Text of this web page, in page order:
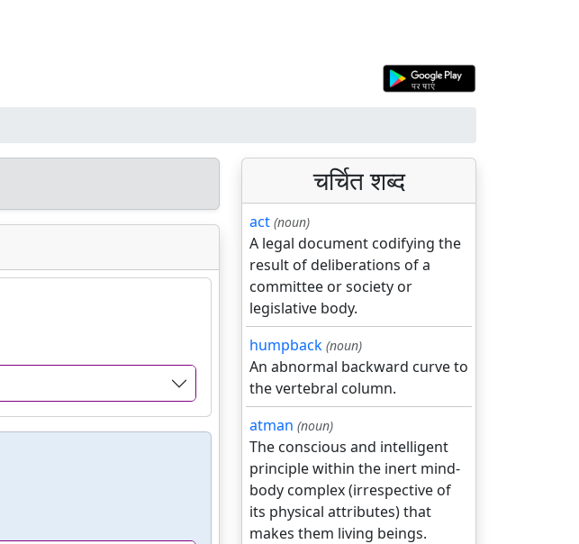
चर्चित शब्द
act (noun)
A legal document codifying the
result of deliberations of a
committee or society or
legislative body.
humpback (noun)
An abnormal backward curve to
the vertebral column.
atman (noun)
The conscious and intelligent
principle within the inert mind-
body complex (irrespective of
its physical attributes) that
makes them living beings.